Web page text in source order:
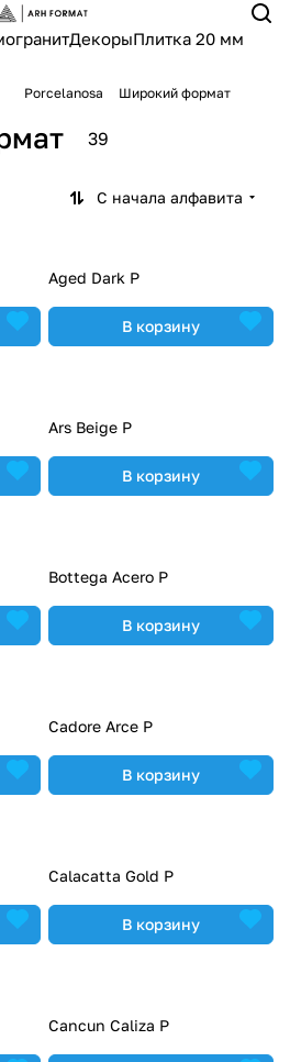
ДекорыПлитка 20 мм
Porcelanosa Широкий формат
39
С начала алфавита
Aged Dark P
В корзину
Ars Beige P
В корзину
Bottega Acero P
В корзину
Cadore Arce P
В корзину
Calacatta Gold P
В корзину
Cancun Caliza P